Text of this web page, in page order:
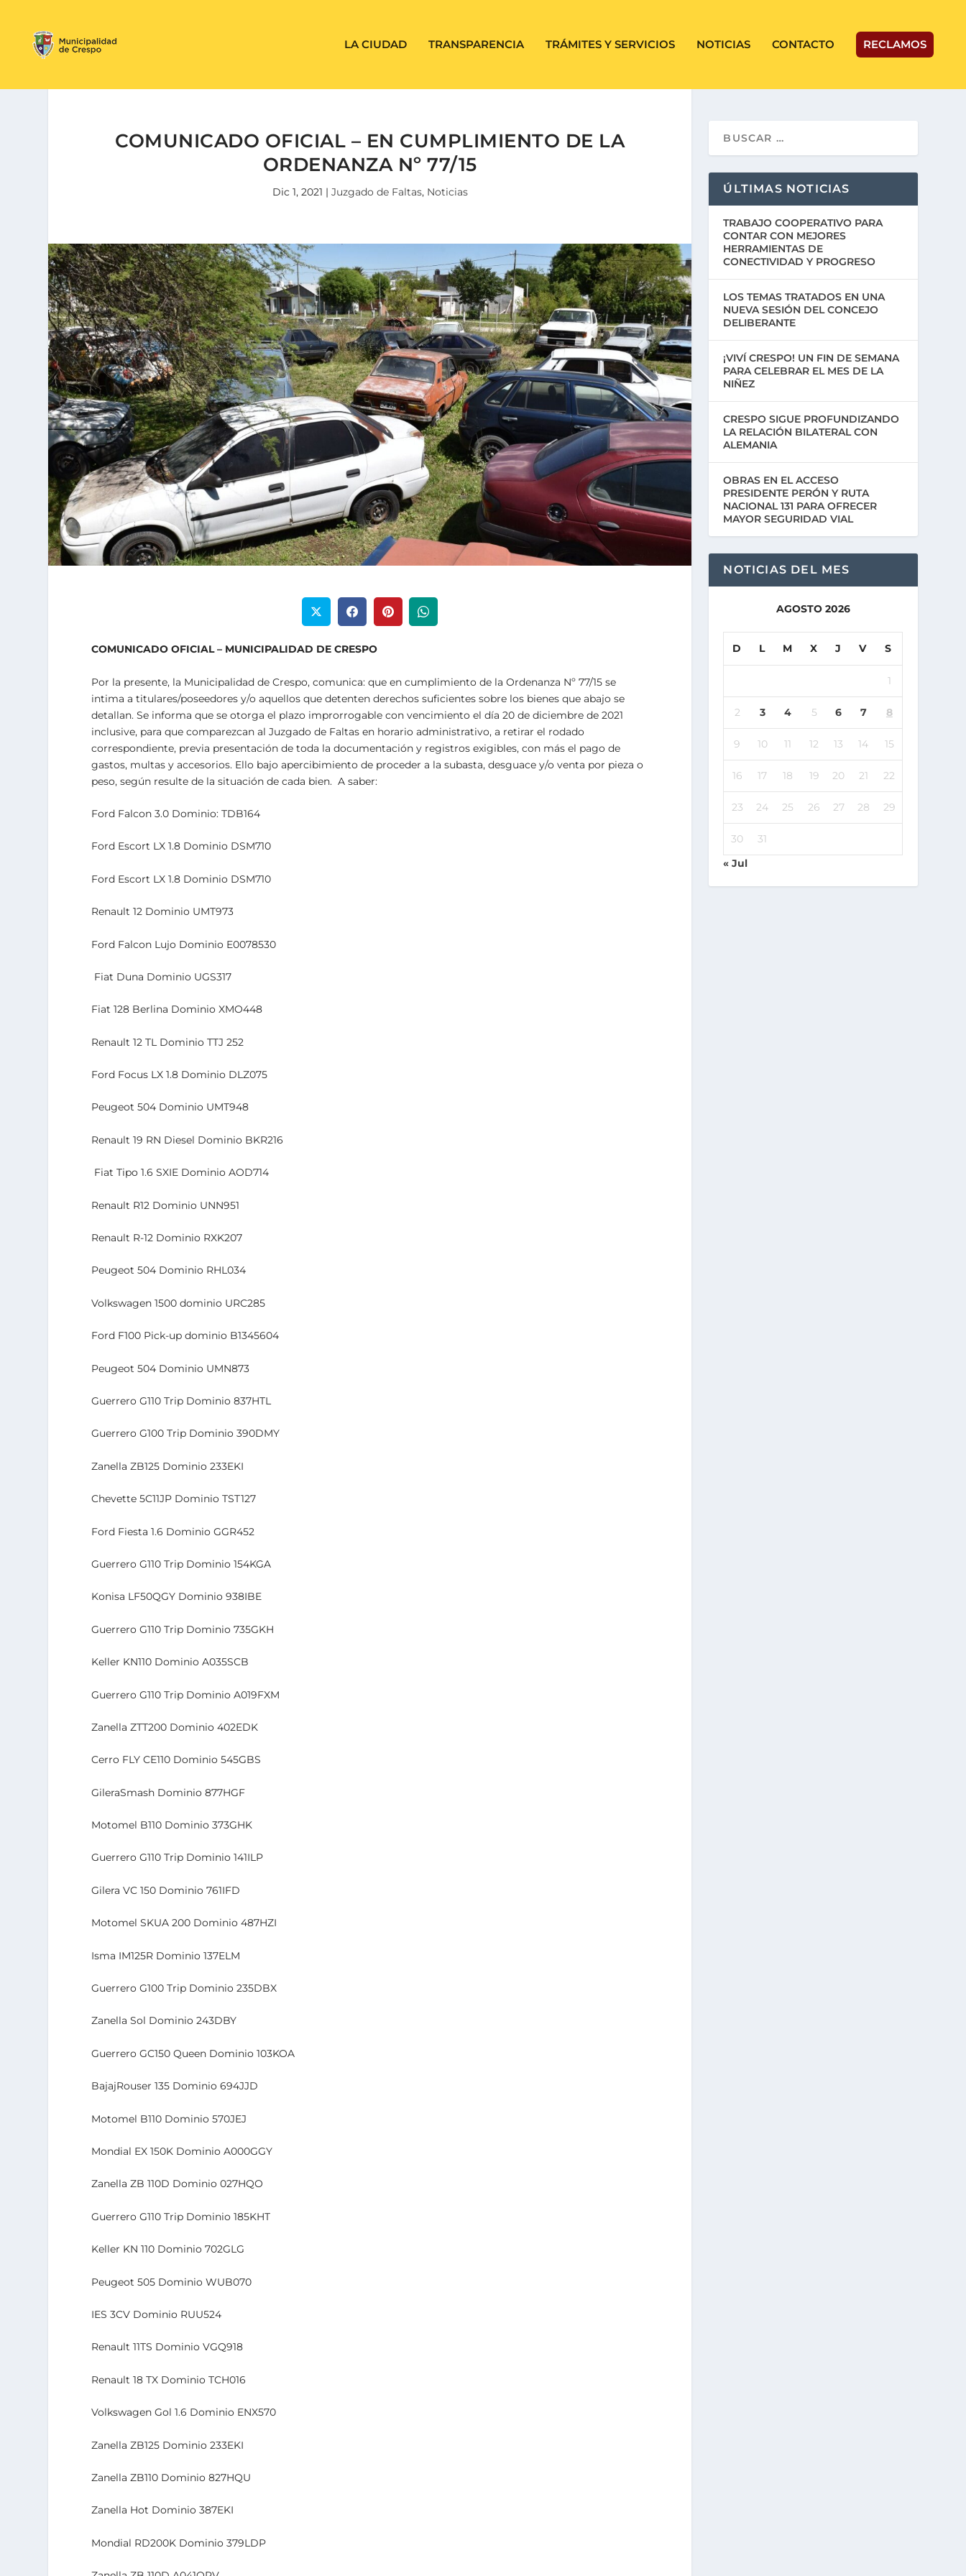
LA CIUDAD TRANSPARENCIA TRÁMITES Y SERVICIOS NOTICIAS CONTACTO RECLAMOS
COMUNICADO OFICIAL – EN CUMPLIMIENTO DE LA
ORDENANZA Nº 77/15
Dic 1, 2021 | Juzgado de Faltas, Noticias
COMUNICADO OFICIAL – MUNICIPALIDAD DE CRESPO
Por la presente, la Municipalidad de Crespo, comunica: que en cumplimiento de la Ordenanza Nº 77/15 se
intima a titulares/poseedores y/o aquellos que detenten derechos suficientes sobre los bienes que abajo se
detallan. Se informa que se otorga el plazo improrrogable con vencimiento el día 20 de diciembre de 2021
inclusive, para que comparezcan al Juzgado de Faltas en horario administrativo, a retirar el rodado
correspondiente, previa presentación de toda la documentación y registros exigibles, con más el pago de
gastos, multas y accesorios. Ello bajo apercibimiento de proceder a la subasta, desguace y/o venta por pieza o
peso, según resulte de la situación de cada bien. A saber:
Ford Falcon 3.0 Dominio: TDB164
Ford Escort LX 1.8 Dominio DSM710
Ford Escort LX 1.8 Dominio DSM710
Renault 12 Dominio UMT973
Ford Falcon Lujo Dominio E0078530
Fiat Duna Dominio UGS317
Fiat 128 Berlina Dominio XMO448
Renault 12 TL Dominio TTJ 252
Ford Focus LX 1.8 Dominio DLZ075
Peugeot 504 Dominio UMT948
Renault 19 RN Diesel Dominio BKR216
Fiat Tipo 1.6 SXIE Dominio AOD714
Renault R12 Dominio UNN951
Renault R-12 Dominio RXK207
Peugeot 504 Dominio RHL034
Volkswagen 1500 dominio URC285
Ford F100 Pick-up dominio B1345604
Peugeot 504 Dominio UMN873
Guerrero G110 Trip Dominio 837HTL
Guerrero G100 Trip Dominio 390DMY
Zanella ZB125 Dominio 233EKI
Chevette 5C11JP Dominio TST127
Ford Fiesta 1.6 Dominio GGR452
Guerrero G110 Trip Dominio 154KGA
Konisa LF50QGY Dominio 938IBE
Guerrero G110 Trip Dominio 735GKH
Keller KN110 Dominio A035SCB
Guerrero G110 Trip Dominio A019FXM
Zanella ZTT200 Dominio 402EDK
Cerro FLY CE110 Dominio 545GBS
GileraSmash Dominio 877HGF
Motomel B110 Dominio 373GHK
Guerrero G110 Trip Dominio 141ILP
Gilera VC 150 Dominio 761IFD
Motomel SKUA 200 Dominio 487HZI
Isma IM125R Dominio 137ELM
Guerrero G100 Trip Dominio 235DBX
Zanella Sol Dominio 243DBY
Guerrero GC150 Queen Dominio 103KOA
BajajRouser 135 Dominio 694JJD
Motomel B110 Dominio 570JEJ
Mondial EX 150K Dominio A000GGY
Zanella ZB 110D Dominio 027HQO
Guerrero G110 Trip Dominio 185KHT
Keller KN 110 Dominio 702GLG
Peugeot 505 Dominio WUB070
IES 3CV Dominio RUU524
Renault 11TS Dominio VGQ918
Renault 18 TX Dominio TCH016
Volkswagen Gol 1.6 Dominio ENX570
Zanella ZB125 Dominio 233EKI
Zanella ZB110 Dominio 827HQU
Zanella Hot Dominio 387EKI
Mondial RD200K Dominio 379LDP
ÚLTIMAS NOTICIAS
TRABAJO COOPERATIVO PARA
CONTAR CON MEJORES
HERRAMIENTAS DE
CONECTIVIDAD Y PROGRESO
LOS TEMAS TRATADOS EN UNA
NUEVA SESIÓN DEL CONCEJO
DELIBERANTE
¡VIVÍ CRESPO! UN FIN DE SEMANA
PARA CELEBRAR EL MES DE LA
NIÑEZ
CRESPO SIGUE PROFUNDIZANDO
LA RELACIÓN BILATERAL CON
ALEMANIA
OBRAS EN EL ACCESO
PRESIDENTE PERÓN Y RUTA
NACIONAL 131 PARA OFRECER
MAYOR SEGURIDAD VIAL
NOTICIAS DEL MES
AGOSTO 2026
D L M X J V S
1
2 3 4 5 6 7 8
9 10 11 12 13 14 15
16 17 18 19 20 21 22
23 24 25 26 27 28 29
30
31
« Jul